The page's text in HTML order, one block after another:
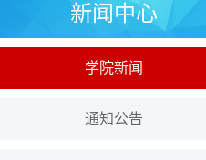
新闻中心
学院新闻
通知公告